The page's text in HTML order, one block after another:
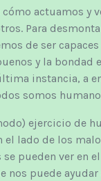
actuamos y
Para
de ser capaces
y la bondad
instancia, a
somos
ejercicio de
el lado de los
pueden ver en
nos puede